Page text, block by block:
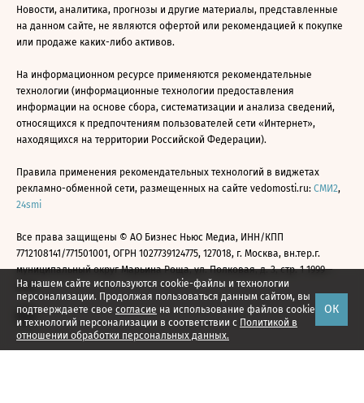
На нашем сайте используются cookie-файлы и технологии
персонализации. Продолжая пользоваться данным сайтом, вы
подтверждаете свое согласие на использование файлов cookie
и технологий персонализации в соответствии с Политикой в
отношении обработки персональных данных.
ОК
Новости, аналитика, прогнозы и другие материалы, представленные
на данном сайте, не являются офертой или рекомендацией к покупке
или продаже каких-либо активов.
На информационном ресурсе применяются рекомендательные
технологии (информационные технологии предоставления
информации на основе сбора, систематизации и анализа сведений,
относящихся к предпочтениям пользователей сети «Интернет»,
находящихся на территории Российской Федерации).
Правила применения рекомендательных технологий в виджетах
рекламно-обменной сети, размещенных на сайте vedomosti.ru: СМИ2,
24smi
Все права защищены © АО Бизнес Ньюс Медиа, ИНН/КПП
7712108141/771501001, ОГРН 1027739124775, 127018, г. Москва, вн.тер.г.
муниципальный округ Марьина Роща, ул. Полковая, д. 3, стр. 1 1999—
2026